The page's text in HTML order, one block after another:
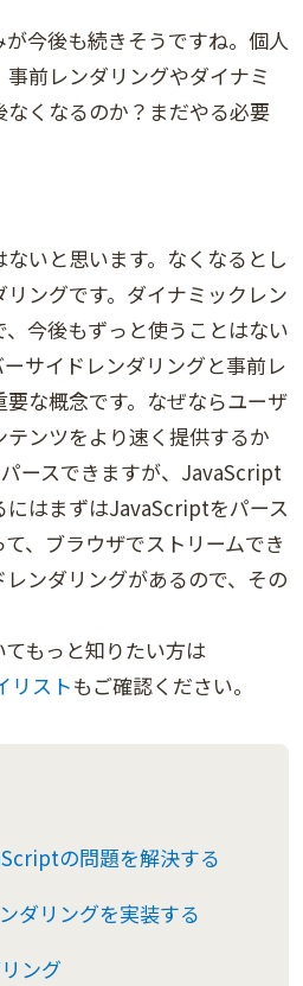
今後も続きそうですね。個人
前レンダリングやダイナミ
くなるのか？まだやる必要
いと思います。なくなるとし
ングです。ダイナミックレン
今後もずっと使うことはない
サイドレンダリングと事前レ
な概念です。なぜならユーザ
ンツをより速く提供するか
ースできますが、JavaScript
にはまずはJavaScriptをパース
、ブラウザでストリームでき
ンダリングがあるので、その
もっと知りたい方は
リストもご確認ください。
の問題を解決する
ダリングを実装する
ング